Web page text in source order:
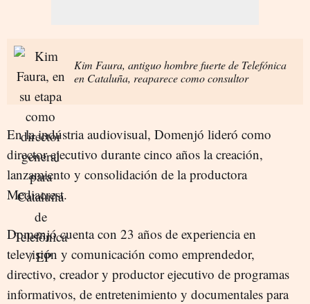
Kim Faura, antiguo hombre fuerte de Telefónica
en Cataluña, reaparece como consultor
En la indústria audiovisual, Domenjó lideró como
director ejecutivo durante cinco años la creación,
lanzamiento y consolidación de la productora
Mediacrest.
Domenjó cuenta con 23 años de experiencia en
televisión y comunicación como emprendedor,
directivo, creador y productor ejecutivo de programas
informativos, de entretenimiento y documentales para